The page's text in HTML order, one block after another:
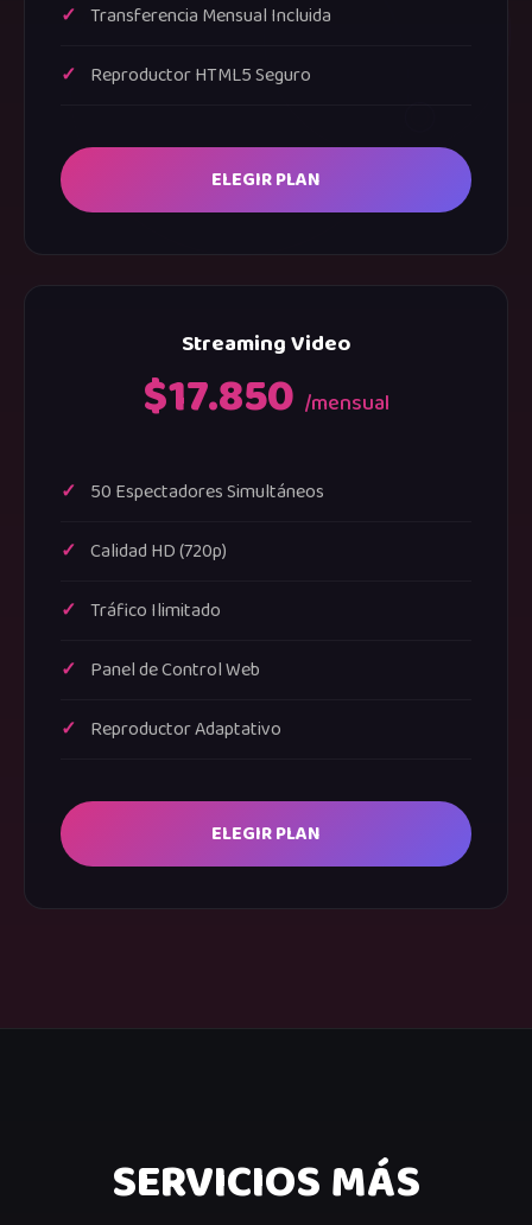
Transferencia Mensual Incluida
Reproductor HTML5 Seguro
ELEGIR PLAN
Streaming Video
$17.850 /mensual
50 Espectadores Simultáneos
Calidad HD (720p)
Tráfico Ilimitado
Panel de Control Web
Reproductor Adaptativo
ELEGIR PLAN
SERVICIOS MÁS